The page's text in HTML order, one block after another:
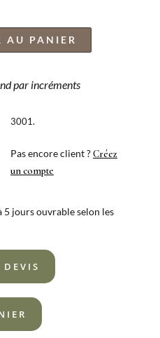
AU PANIER
par incréments
3001.
Pas encore client ?Créez
un compte
5 jours ouvrable selon les
DEVIS